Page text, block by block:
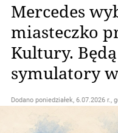
Mercedes
miasteczko
Kultury.
symulatory
Dodano poniedziałek, 6.07.2026 r.,